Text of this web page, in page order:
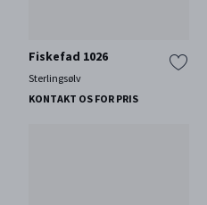
Fiskefad 1026
Sterlingsølv
KONTAKT OS FOR PRIS